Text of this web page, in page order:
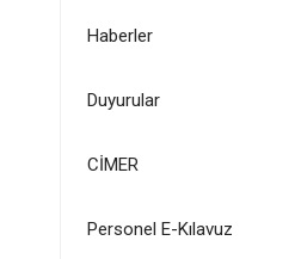
Haberler
Duyurular
CİMER
Personel E-Kılavuz